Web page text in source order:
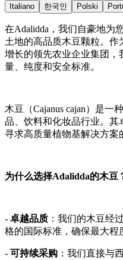
Italiano
한국인 Polski
在Adalidda，我们自豪地为
土地的高品质木豆颗粒。
增长的领先农业企业集团
量、纯度和安全标准。
木豆（Cajanus cajan）是一
品、饮料和化妆品行业。其
寻求高质量植物基解决方案
为什么选择Adalidda的木豆
- 卓越品质 ：我们的木豆经
格的国际标准，确保最大程
- 可持续采购 ：我们直接与